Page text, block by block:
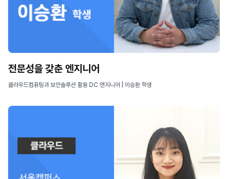
전문성을 갖춘 엔지니어
클라우드컴퓨팅과 보안솔루션 활용 DC 엔지니어 | 이승환 학생